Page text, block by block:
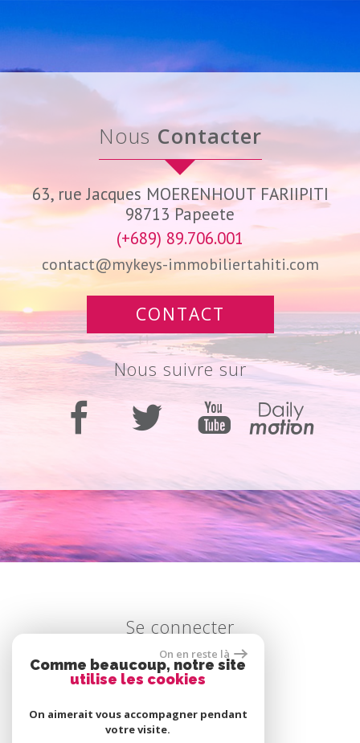
Nous Contacter
63, rue Jacques MOERENHOUT FARIIPITI
98713 Papeete
(+689) 89.706.001
contact@mykeys-immobiliertahiti.com
CONTACT
Nous suivre sur
Se connecter
Espace propriétaire
On en reste là
Comme beaucoup, notre site
utilise les cookies
On aimerait vous accompagner pendant
votre visite.